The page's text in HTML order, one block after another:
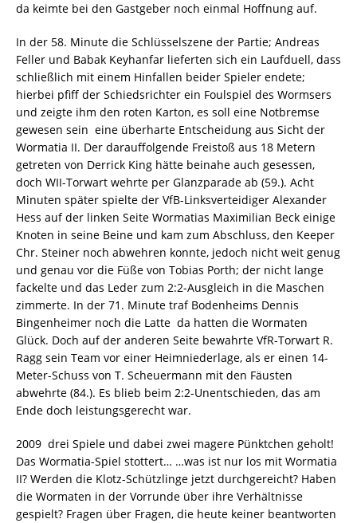
da keimte bei den Gastgeber noch einmal Hoffnung auf.
In der 58. Minute die Schlüsselszene der Partie; Andreas
Feller und Babak Keyhanfar lieferten sich ein Laufduell, dass
schließlich mit einem Hinfallen beider Spieler endete;
hierbei pfiff der Schiedsrichter ein Foulspiel des Wormsers
und zeigte ihm den roten Karton, es soll eine Notbremse
gewesen sein  eine überharte Entscheidung aus Sicht der
Wormatia II. Der darauffolgende Freistoß aus 18 Metern
getreten von Derrick King hätte beinahe auch gesessen,
doch WII-Torwart wehrte per Glanzparade ab (59.). Acht
Minuten später spielte der VfB-Linksverteidiger Alexander
Hess auf der linken Seite Wormatias Maximilian Beck einige
Knoten in seine Beine und kam zum Abschluss, den Keeper
Chr. Steiner noch abwehren konnte, jedoch nicht weit genug
und genau vor die Füße von Tobias Porth; der nicht lange
fackelte und das Leder zum 2:2-Ausgleich in die Maschen
zimmerte. In der 71. Minute traf Bodenheims Dennis
Bingenheimer noch die Latte  da hatten die Wormaten
Glück. Doch auf der anderen Seite bewahrte VfR-Torwart R.
Ragg sein Team vor einer Heimniederlage, als er einen 14-
Meter-Schuss von T. Scheuermann mit den Fäusten
abwehrte (84.). Es blieb beim 2:2-Unentschieden, das am
Ende doch leistungsgerecht war.
2009  drei Spiele und dabei zwei magere Pünktchen geholt!
Das Wormatia-Spiel stottert… …was ist nur los mit Wormatia
II? Werden die Klotz-Schützlinge jetzt durchgereicht? Haben
die Wormaten in der Vorrunde über ihre Verhältnisse
gespielt? Fragen über Fragen, die heute keiner beantworten